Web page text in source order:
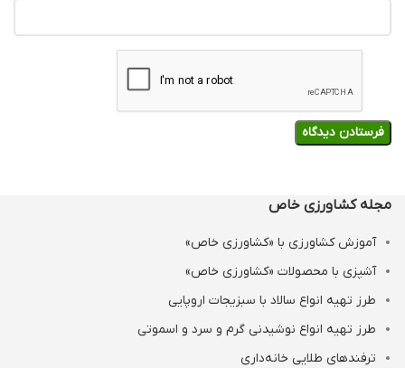
مجله کشاورزی خاص
آموزش کشاورزی با «کشاورزی خاص»
آشپزی با محصولات «کشاورزی خاص»
طرز تهیه انواع سالاد با سبزیجات اروپایی
طرز تهیه انواع نوشیدنی‌ گرم و سرد و اسموتی
ترفندهای طلایی خانه‌داری